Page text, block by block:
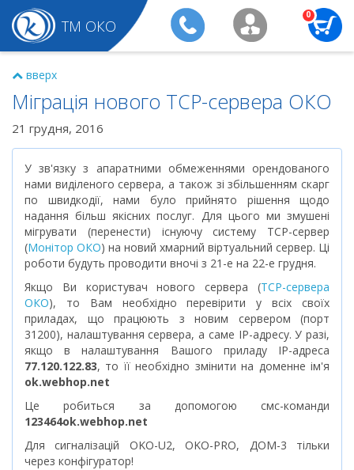
ТМ ОКО
0
вверх
Міграція нового TCP-сервера ОКО
21 грудня, 2016
У зв'язку з апаратними обмеженнями орендованого
нами виділеного сервера, а також зі збільшенням скарг
по швидкодії, нами було прийнято рішення щодо
надання більш якісних послуг. Для цього ми змушені
мігрувати (перенести) існуючу систему TCP-сервер
(Монітор ОКО) на новий хмарний віртуальний сервер. Ці
роботи будуть проводити вночі з 21-е на 22-е грудня.
Якщо Ви користувач нового сервера (TCP-сервера
ОКО), то Вам необхідно перевірити у всіх своїх
приладах, що працюють з новим сервером (порт
31200), налаштування сервера, а саме IP-адресу. У разі,
якщо в налаштування Вашого приладу IP-адреса
77.120.122.83, то її необхідно змінити на доменне ім'я
ok.webhop.net
Це робиться за допомогою смс-команди
123464ok.webhop.net
Для сигналізацій OKO-U2, OKO-PRO, ДОМ-3 тільки
через конфігуратор!